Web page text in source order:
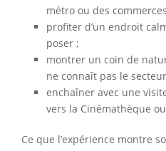
métro ou des
profiter d’un endroit
poser ;
montrer un coin de
ne connaît pas le
enchaîner avec une
vers la Cinémathèque
Ce que l’expérience montre